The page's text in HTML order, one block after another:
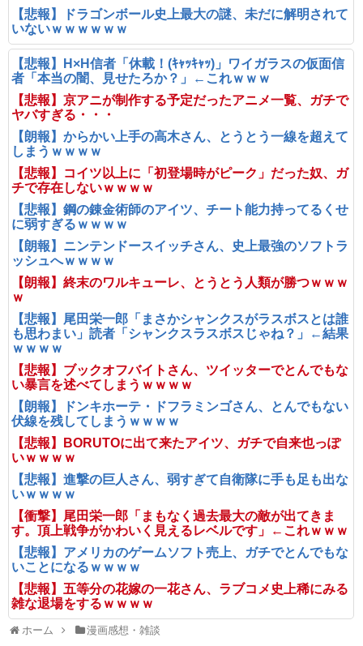
【悲報】ドラゴンボール史上最大の謎、未だに解明されて
いないｗｗｗｗｗｗ
【悲報】H×H信者「休載！(ｷｬｯｷｬｯ)」ワイガラスの仮面信
者「本当の闇、見せたろか？」←これｗｗｗ
【悲報】京アニが制作する予定だったアニメ一覧、ガチで
ヤバすぎる・・・
【朗報】からかい上手の高木さん、とうとう一線を超えて
しまうｗｗｗｗ
【悲報】コイツ以上に「初登場時がピーク」だった奴、ガ
チで存在しないｗｗｗｗ
【悲報】鋼の錬金術師のアイツ、チート能力持ってるくせ
に弱すぎるｗｗｗｗ
【朗報】ニンテンドースイッチさん、史上最強のソフトラ
ッシュへｗｗｗｗ
【朗報】終末のワルキューレ、とうとう人類が勝つｗｗｗ
ｗ
【悲報】尾田栄一郎「まさかシャンクスがラスボスとは誰
も思わまい」読者「シャンクスラスボスじゃね？」←結果
ｗｗｗｗ
【悲報】ブックオフバイトさん、ツイッターでとんでもな
い暴言を述べてしまうｗｗｗｗ
【朗報】ドンキホーテ・ドフラミンゴさん、とんでもない
伏線を残してしまうｗｗｗｗ
【悲報】BORUTOに出て来たアイツ、ガチで自来也っぽ
いｗｗｗｗ
【悲報】進撃の巨人さん、弱すぎて自衛隊に手も足も出な
いｗｗｗｗ
【衝撃】尾田栄一郎「まもなく過去最大の敵が出てきま
す。頂上戦争がかわいく見えるレベルです」←これｗｗｗ
【悲報】アメリカのゲームソフト売上、ガチでとんでもな
いことになるｗｗｗｗ
【悲報】五等分の花嫁の一花さん、ラブコメ史上稀にみる
雑な退場をするｗｗｗｗ
ホーム 漫画感想・雑談